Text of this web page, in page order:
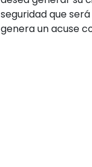
¿Qué distingue a
amigable con el
conozca paso a